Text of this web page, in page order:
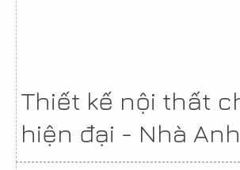
Thiết kế nội thất
hiện đại - Nhà